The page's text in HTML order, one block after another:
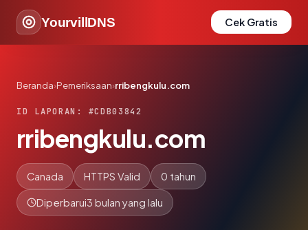
YourvillDNS Cek Gratis
Beranda›Pemeriksaan›rribengkulu.com
ID LAPORAN: #CDB03842
rribengkulu.com
Canada HTTPS Valid 0 tahun
Diperbarui3 bulan yang lalu